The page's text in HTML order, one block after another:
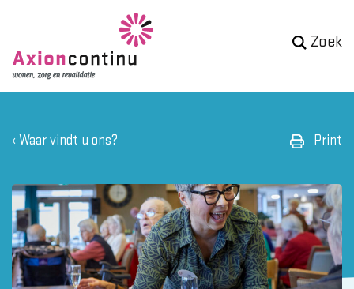
Zoek
Waar vindt u ons? Print